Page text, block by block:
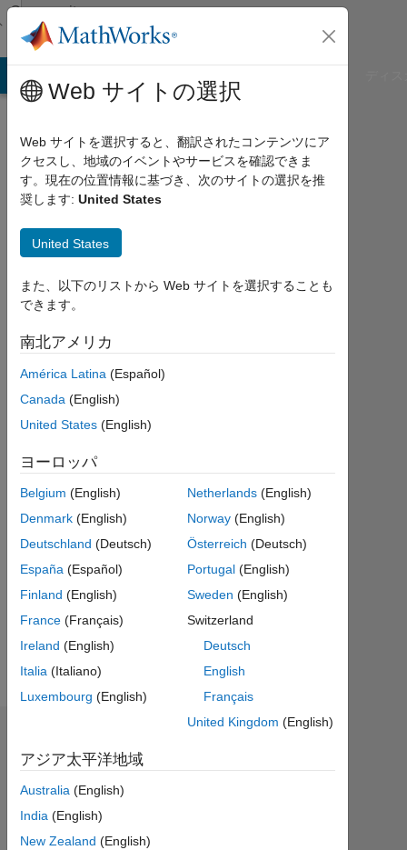
コンテンツへスキップ
Community
Profile
Nathan
Zhang
Last
2年
弱 前
2017
か
ら
ィ
ブ
Following:
計
Web サイトの選択
Web サイトを選択すると、翻訳されたコンテンツにア
クセスし、地域のイベントやサービスを確認できま
す。現在の位置情報に基づき、次のサイトの選択を推
奨します: United States
United States
また、以下のリストから Web サイトを選択することも
できます。
南北アメリカ
América Latina (Español)
Canada (English)
United States (English)
ヨーロッパ
Belgium (English)
Denmark (English)
Deutschland (Deutsch)
España (Español)
Finland (English)
France (Français)
Ireland (English)
Italia (Italiano)
Luxembourg (English)
Netherlands (English)
Norway (English)
Österreich (Deutsch)
Portugal (English)
Sweden (English)
Switzerland
Deutsch
English
Français
United Kingdom (English)
アジア太平洋地域
Australia (English)
India (English)
New Zealand (English)